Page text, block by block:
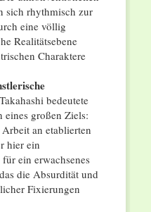
sich rhythmisch zur
eine völlig
Realitätsebene
Charaktere
bedeutete
eines großen Ziels:
an etablierten
hier ein
ein erwachsenes
die Absurdität und
Fixierungen